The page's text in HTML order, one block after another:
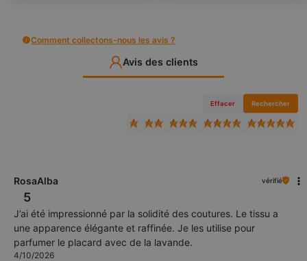
Comment collectons-nous les avis ?
Avis des clients
Effacer Rechercher
RosaAlba vérifié
5
J’ai été impressionné par la solidité des coutures. Le tissu a
une apparence élégante et raffinée. Je les utilise pour
parfumer le placard avec de la lavande.
4/10/2026